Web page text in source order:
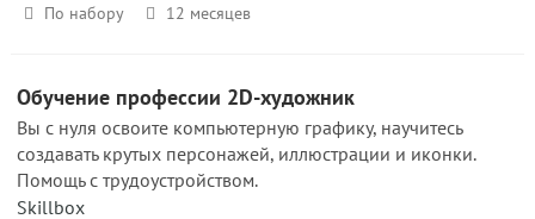
По набору 12 месяцев
Обучение профессии 2D-художник
Вы с нуля освоите компьютерную графику, научитесь
создавать крутых персонажей, иллюстрации и иконки.
Помощь с трудоустройством.
Skillbox